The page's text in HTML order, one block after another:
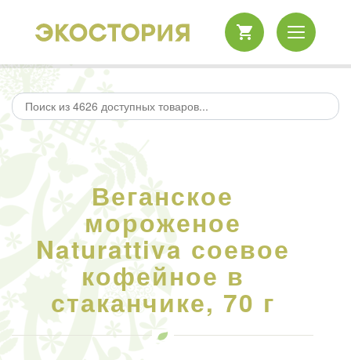
Веганское
мороженое
Naturattiva соевое
кофейное в
стаканчике, 70 г